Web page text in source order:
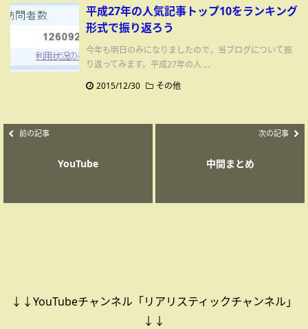
平成27年の人気記事トップ10をランキング
形式で振り返ろう
今年も明日のみになりましたので，当ブログについて振
り返ってみます。平成27年の人 ...
2015/12/30
その他
前の記事
YouTube
次の記事
中間まとめ
↓↓YouTubeチャンネル「リアリスティックチャンネル」
↓↓